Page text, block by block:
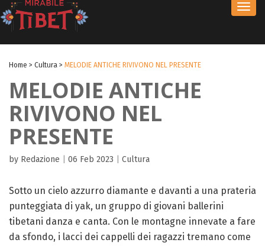
Home > Cultura > MELODIE ANTICHE RIVIVONO NEL PRESENTE
MELODIE ANTICHE
RIVIVONO NEL
PRESENTE
by Redazione 06 Feb 2023 Cultura
Sotto un cielo azzurro diamante e davanti a una prateria
punteggiata di yak, un gruppo di giovani ballerini
tibetani danza e canta. Con le montagne innevate a fare
da sfondo, i lacci dei cappelli dei ragazzi tremano come